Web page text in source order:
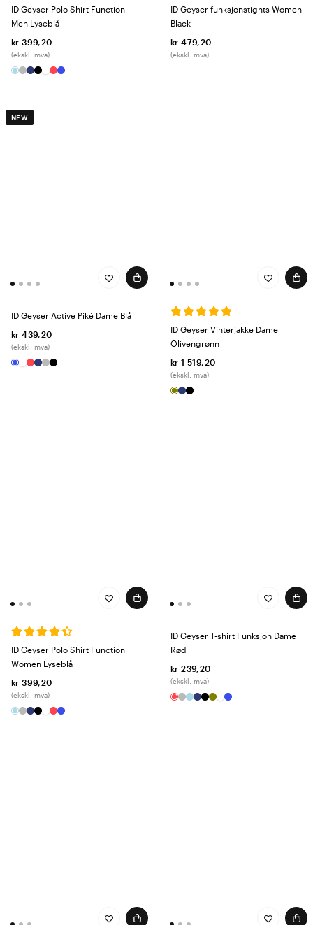
ID Geyser Polo Shirt Function
Men Lyseblå
kr 399,20
(ekskl. mva)
ID Geyser funksjonstights Women
Black
kr 479,20
(ekskl. mva)
NEW
ID Geyser Active Piké Dame Blå
kr 439,20
(ekskl. mva)
ID Geyser Vinterjakke Dame
Olivengrønn
kr 1 519,20
(ekskl. mva)
ID Geyser Polo Shirt Function
Women Lyseblå
kr 399,20
(ekskl. mva)
ID Geyser T-shirt Funksjon Dame
Rød
kr 239,20
(ekskl. mva)